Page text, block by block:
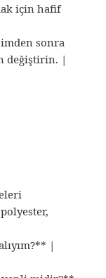
için hafif
sonra
değiştirin. |
|